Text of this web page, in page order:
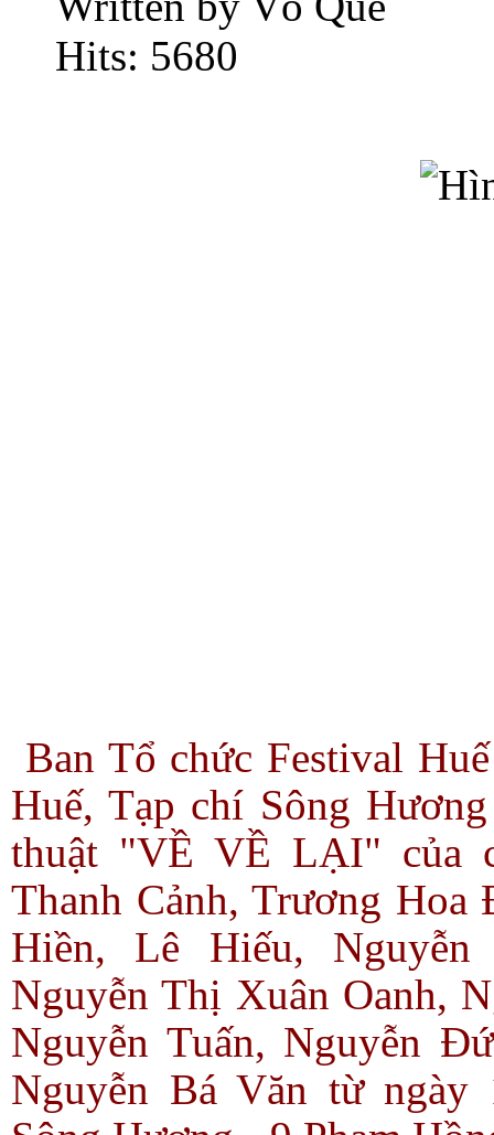
Hits: 5680
Ban Tổ chức Festival
Huế, Tạp chí Sông
thuật "VỀ VỀ LẠI" của
Thanh Cảnh, Trương
Hiền, Lê Hiếu,
Nguyễn Thị Xuân Oanh,
Nguyễn Tuấn, Nguyễn
Nguyễn Bá Văn từ ngày